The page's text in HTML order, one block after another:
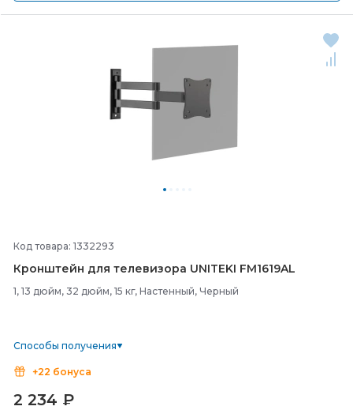
Код товара: 1332293
Кронштейн для телевизора UNITEKI FM1619AL
1, 13 дюйм, 32 дюйм, 15 кг, Настенный, Черный
Способы получения
+22 бонуса
2 234 ₽